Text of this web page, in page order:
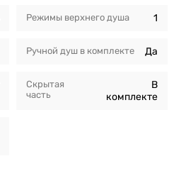
Режимы верхнего душа 1
Ручной душ в комплекте Да
Скрытая
часть
В
комплекте